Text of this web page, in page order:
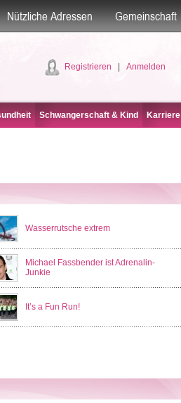
Nützliche Adressen Gemeinschaft
Registrieren Anmelden
Schwangerschaft & Kind Karriere
Wasserrutsche extrem
Michael Fassbender ist Adrenalin-
Junkie
It’s a Fun Run!